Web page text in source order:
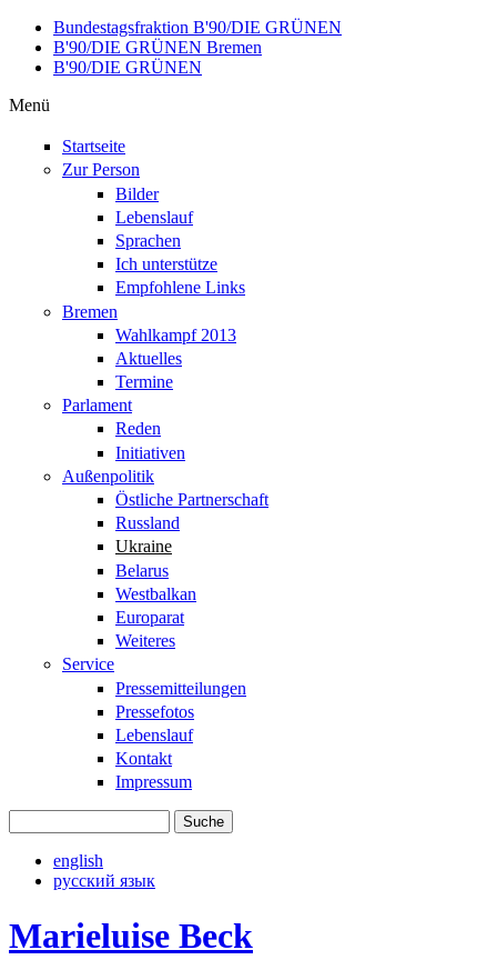
Direkt zum Inhalt
Bundestagsfraktion B'90/DIE GRÜNEN
B'90/DIE GRÜNEN Bremen
B'90/DIE GRÜNEN
Menü
Startseite
Zur Person
Bilder
Lebenslauf
Sprachen
Ich unterstütze
Empfohlene Links
Bremen
Wahlkampf 2013
Aktuelles
Termine
Parlament
Reden
Initiativen
Außenpolitik
Östliche Partnerschaft
Russland
Ukraine
Belarus
Westbalkan
Europarat
Weiteres
Service
Pressemitteilungen
Pressefotos
Lebenslauf
Kontakt
Impressum
english
русский язык
Marieluise Beck